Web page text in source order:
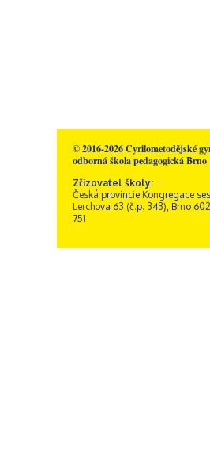
© 2016-2026 Cyrilometodějské
odborná škola pedagogická Brno
Zřizovatel školy:
Česká provincie Kongregace
Lerchova 63 (č.p. 343), Brno
751